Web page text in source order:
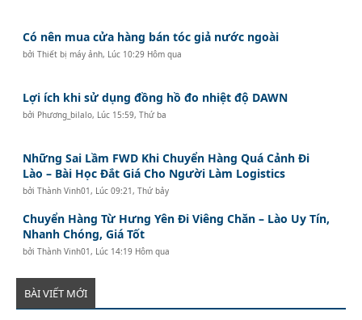
Có nên mua cửa hàng bán tóc giả nước ngoài
bởiThiết bị máy ảnh, Lúc 10:29 Hôm qua
Lợi ích khi sử dụng đồng hồ đo nhiệt độ DAWN
bởi Phương_bilalo, Lúc 15:59, Thứ ba
Những Sai Lầm FWD Khi Chuyển Hàng Quá Cảnh Đi
Lào – Bài Học Đắt Giá Cho Người Làm Logistics
bởiThành Vinh01 , Lúc 09:21, Thứ bảy
Chuyển Hàng Từ Hưng Yên Đi Viêng Chăn – Lào Uy Tín,
Nhanh Chóng, Giá Tốt
bởiThành Vinh01 , Lúc 14:19 Hôm qua
BÀI VIẾT MỚI